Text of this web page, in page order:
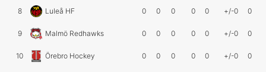
8 Luleå HF 0 0 0 0 0 +/-0 0
9 Malmö Redhawks 0 0 0 0 0 +/-0 0
10 Örebro Hockey 0 0 0 0 0 +/-0 0